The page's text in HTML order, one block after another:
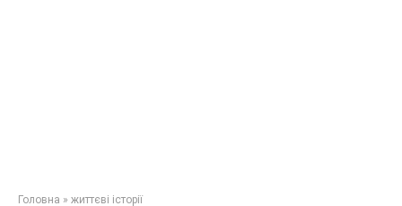
Головна » життєві історії